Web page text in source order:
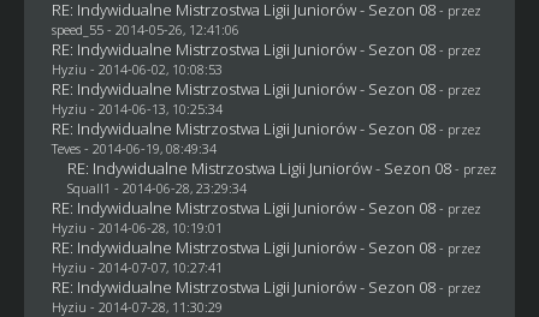
RE: Indywidualne Mistrzostwa Ligii Juniorów - Sezon 08 - przez
speed_55 - 2014-05-26, 12:41:06
RE: Indywidualne Mistrzostwa Ligii Juniorów - Sezon 08 - przez
Hyziu - 2014-06-02, 10:08:53
RE: Indywidualne Mistrzostwa Ligii Juniorów - Sezon 08 - przez
Hyziu - 2014-06-13, 10:25:34
RE: Indywidualne Mistrzostwa Ligii Juniorów - Sezon 08 - przez
Teves- 2014-06-19, 08:49:34
RE: Indywidualne Mistrzostwa Ligii Juniorów - Sezon 08 - przez
Squall1 - 2014-06-28, 23:29:34
RE: Indywidualne Mistrzostwa Ligii Juniorów - Sezon 08 - przez
Hyziu - 2014-06-28, 10:19:01
RE: Indywidualne Mistrzostwa Ligii Juniorów - Sezon 08 - przez
Hyziu - 2014-07-07, 10:27:41
RE: Indywidualne Mistrzostwa Ligii Juniorów - Sezon 08 - przez
Hyziu - 2014-07-28, 11:30:29